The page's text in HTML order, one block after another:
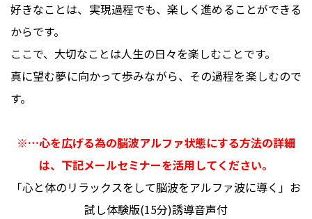
好きなことは、実現過程でも、楽しく進めることができる
からです。
ここで、大切なことは人生の日々を楽しむことです。
真に望む夢に向かって歩みながら、その過程を楽しむので
す。
※…心を広げる為の脳波アルファ状態にする方法の詳細
は、下記メールセミナーを活用してください。
「心と体のリラックスをして脳波をアルファ波に導く」お
試し体験版(15分)誘導音声付